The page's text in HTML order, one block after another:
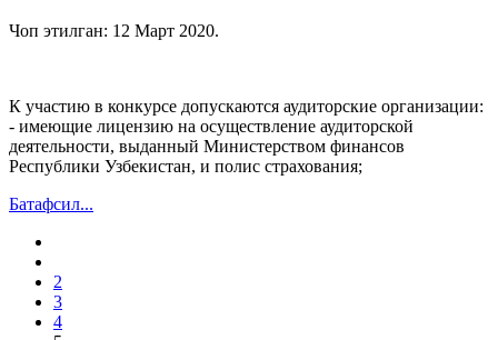
Чоп этилган: 12 Март 2020.
К участию в конкурсе допускаются аудиторские организации:
- имеющие лицензию на осуществление аудиторской
деятельности, выданный Министерством финансов
Республики Узбекистан, и полис страхования;
Батафсил...
2
3
4